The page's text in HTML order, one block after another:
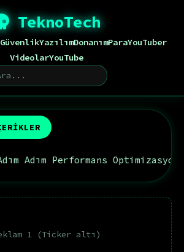
TeknoTech
YazılımDonanımParaYouTuber
VideolarYouTube
Optimizasyonu
1 (Ticker altı)